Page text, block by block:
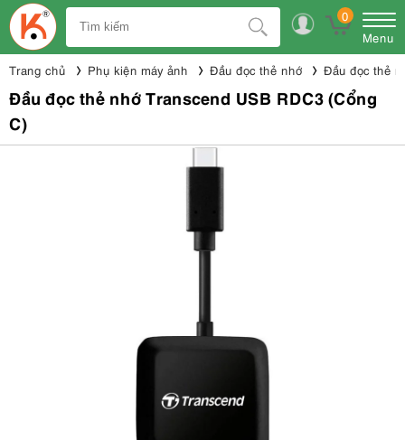
0
Menu
Trang chủ Phụ kiện máy ảnh Đầu đọc thẻ nhớ Đầu đọc thẻ
Đầu đọc thẻ nhớ Transcend USB RDC3 (Cổng
C)